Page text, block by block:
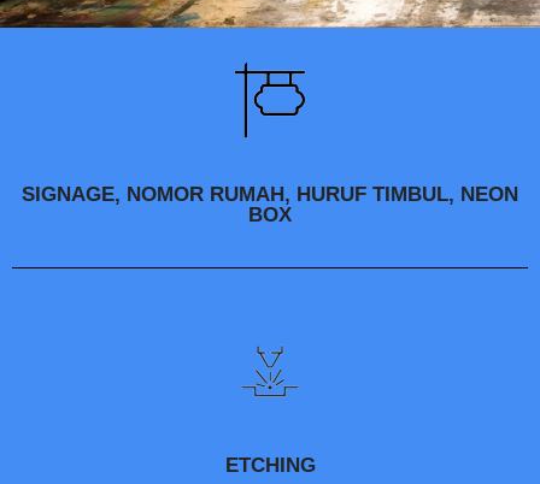
SIGNAGE, NOMOR RUMAH, HURUF TIMBUL, NEON
BOX
ETCHING